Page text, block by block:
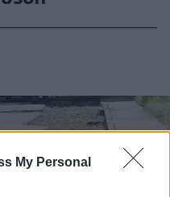
My Personal